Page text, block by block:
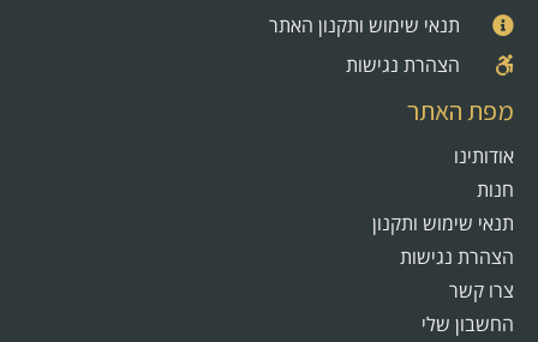
תנאי שימוש ותקנון האתר
הצהרת נגישות
מפת האתר
אודותינו
חנות
תנאי שימוש ותקנון
הצהרת נגישות
צרו קשר
החשבון שלי